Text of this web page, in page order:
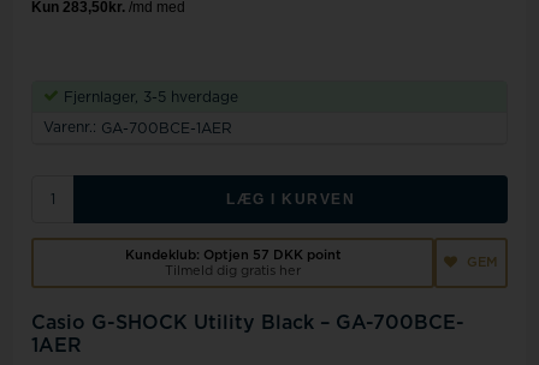
Fjernlager, 3-5 hverdage
Varenr.: GA-700BCE-1AER
LÆG I KURVEN
Kundeklub: Optjen 57 DKK point
Tilmeld dig gratis her
GEM
Casio G-SHOCK Utility Black – GA-700BCE-
1AER